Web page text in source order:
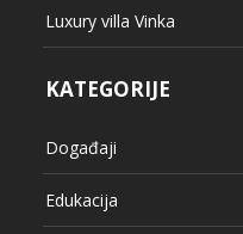
Luxury villa Vinka
KATEGORIJE
Događaji
Edukacija